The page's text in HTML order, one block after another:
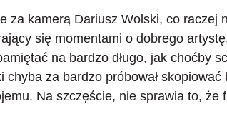
za kamerą Dariusz Wolski, co raczej
się momentami o dobrego
na bardzo długo, jak choćby
chyba za bardzo próbował
Na szczęście, nie sprawia to, że